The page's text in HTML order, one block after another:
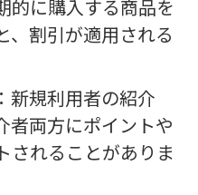
的に購入する商品を
、割引が適用される
新規利用者の紹介
者両方にポイントや
されることがありま